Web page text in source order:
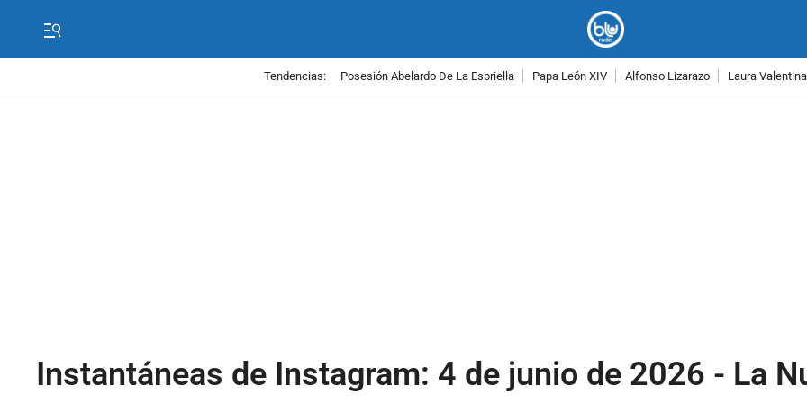
Tendencias: Posesión Abelardo De La Espriella Papa León XIV Alfonso Lizarazo Laura
Instantáneas de Instagram: 4 de junio de 2026 - La